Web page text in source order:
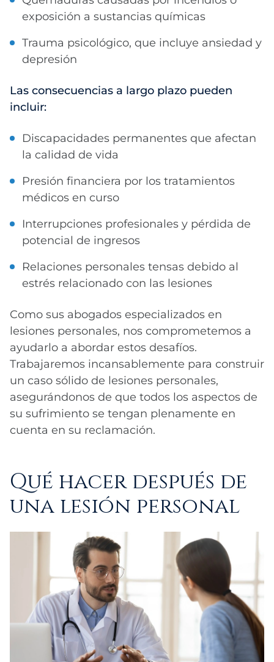
exposición a sustancias químicas
Trauma psicológico, que incluye ansiedad y
depresión
Las consecuencias a largo plazo pueden
incluir:
Discapacidades permanentes que afectan
la calidad de vida
Presión financiera por los tratamientos
médicos en curso
Interrupciones profesionales y pérdida de
potencial de ingresos
Relaciones personales tensas debido al
estrés relacionado con las lesiones
Como sus abogados especializados en
lesiones personales, nos comprometemos a
ayudarlo a abordar estos desafíos.
Trabajaremos incansablemente para construir
un caso sólido de lesiones personales,
asegurándonos de que todos los aspectos de
su sufrimiento se tengan plenamente en
cuenta en su reclamación.
Qué hacer después de
una lesión personal